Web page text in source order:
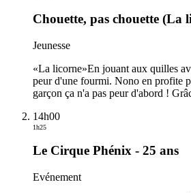
Chouette, pas chouette (La
Jeunesse
«La licorne»En jouant aux quilles
peur d'une fourmi. Nono en profite
garçon ça n'a pas peur d'abord !
14h00
1h25
Le Cirque Phénix - 25 ans
Evénement